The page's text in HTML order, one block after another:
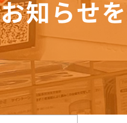
お知らせ